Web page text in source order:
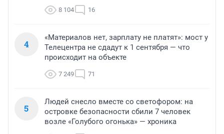
8 104 16
4
«Материалов нет, зарплату не платят»: мост у
Телецентра не сдадут к 1 сентября — что
происходит на объекте
7 249 71
5
Людей снесло вместе со светофором: на
островке безопасности сбили 7 человек
возле «Голубого огонька» — хроника